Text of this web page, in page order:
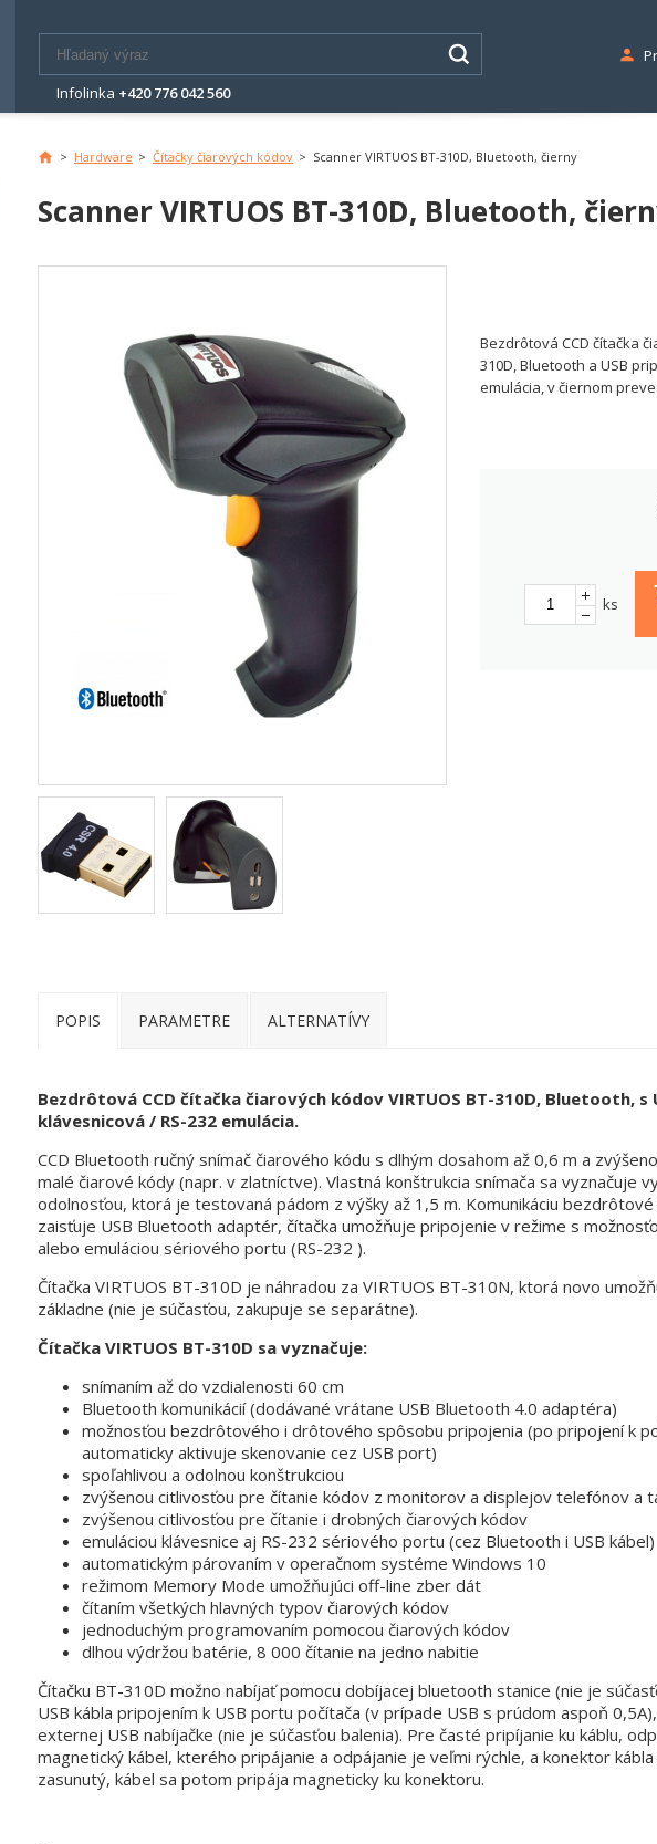
Infolinka +420 776 042 560
> Hardware > Čítačky čiarových kódov > Scanner VIRTUOS BT-310D, Bluetooth, čierny
Scanner VIRTUOS BT-310D, Bluetooth,
Bezdrôtová CCD čítačka
310D, Bluetooth a USB
emulácia, v čiernom
ks
POPIS PARAMETRE ALTERNATÍVY
Bezdrôtová CCD čítačka čiarových kódov VIRTUOS BT-310D, Bluetooth, s
klávesnicová / RS-232 emulácia.
CCD Bluetooth ručný snímač čiarového kódu s dlhým dosahom až 0,6 m a
malé čiarové kódy (napr. v zlatníctve). Vlastná konštrukcia snímača sa vyznačuje
odolnosťou, ktorá je testovaná pádom z výšky až 1,5 m. Komunikáciu
zaisťuje USB Bluetooth adaptér, čítačka umožňuje pripojenie v režime s
alebo emuláciou sériového portu (RS-232 ).
Čítačka VIRTUOS BT-310D je náhradou za VIRTUOS BT-310N, ktorá novo
základne (nie je súčasťou, zakupuje se separátne).
Čítačka VIRTUOS BT-310D sa vyznačuje:
snímaním až do vzdialenosti 60 cm
Bluetooth komunikácií (dodávané vrátane USB Bluetooth 4.0 adaptéra)
možnosťou bezdrôtového i drôtového spôsobu pripojenia (po pripojení k
automaticky aktivuje skenovanie cez USB port)
spoľahlivou a odolnou konštrukciou
zvýšenou citlivosťou pre čítanie kódov z monitorov a displejov telefónov a
zvýšenou citlivosťou pre čítanie i drobných čiarových kódov
emuláciou klávesnice aj RS-232 sériového portu (cez Bluetooth i USB kábel)
automatickým párovaním v operačnom systéme Windows 10
režimom Memory Mode umožňujúci off-line zber dát
čítaním všetkých hlavných typov čiarových kódov
jednoduchým programovaním pomocou čiarových kódov
dlhou výdržou batérie, 8 000 čítanie na jedno nabitie
Čítačku BT-310D možno nabíjať pomocu dobíjacej bluetooth stanice (nie je
USB kábla pripojením k USB portu počítača (v prípade USB s prúdom aspoň
externej USB nabíjačke (nie je súčasťou balenia). Pre časté pripíjanie ku káblu,
magnetický kábel, kterého pripájanie a ​odpájanie je veľmi rýchle, a konektor
zasunutý, kábel sa potom pripája magneticky ku konektoru.